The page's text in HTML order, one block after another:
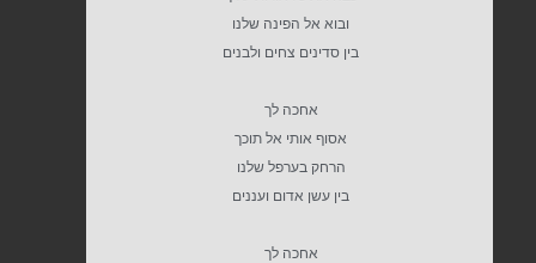
ובוא אל הפינה שלנו
בין סדינים צחים ולבנים
אחכה לך
אסוף אותי אל תוכך
הרחק בערפל שלנו
בין עשן אדום ועננים
אחכה לך